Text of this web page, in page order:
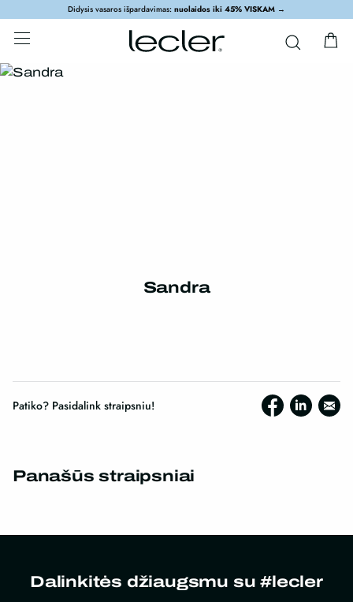
Didysis vasaros išpardavimas: nuolaidos iki 45% VISKAM →
Sandra
Patiko? Pasidalink straipsniu!
Panašūs straipsniai
Dalinkitės džiaugsmu su #lecler